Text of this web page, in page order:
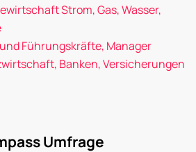
Strom, Gas, Wasser,
Führungskräfte, Manager
Banken, Versicherungen
Umfrage